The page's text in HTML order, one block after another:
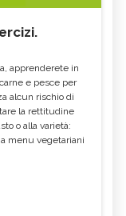
apprenderete in
e pesce per
alcun rischio di
la rettitudine
o alla varietà:
menu vegetariani